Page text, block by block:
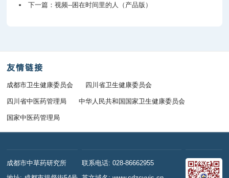
下一篇：视频--困在时间里的人（产品版）
友情链接
成都市卫生健康委员会 四川省卫生健康委员会
四川省中医药管理局 中华人民共和国国家卫生健康委员会
国家中医药管理局
成都市中草药研究所
联系电话: 028-86662955